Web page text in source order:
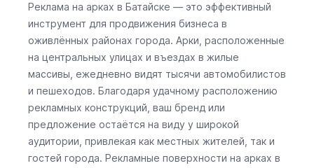
Реклама на арках в Батайске — это эффективный
инструмент для продвижения бизнеса в
оживлённых районах города. Арки, расположенные
на центральных улицах и въездах в жилые
массивы, ежедневно видят тысячи автомобилистов
и пешеходов. Благодаря удачному расположению
рекламных конструкций, ваш бренд или
предложение остаётся на виду у широкой
аудитории, привлекая как местных жителей, так и
гостей города. Рекламные поверхности на арках в